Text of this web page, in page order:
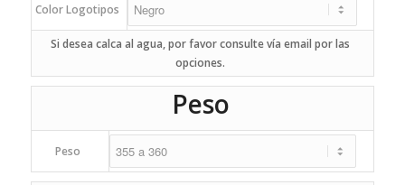
Color Logotipos
Si desea calca al agua, por favor consulte vía email por las
opciones.
Peso
Peso